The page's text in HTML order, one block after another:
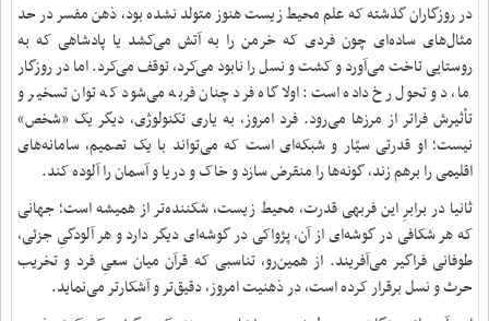
در روزگاران گذشته که علم محیط زیست هنوز متولد نشده بود، ذهن مفسر در حد
مثال‌های ساده‌ای چون فردی که خرمن را به آتش می‌کشد یا پادشاهی که به
روستایی تاخت می‌آورد و کشت و نسل را نابود می‌کرد، توقف می‌کرد. اما در روزگار
ما، دو تحول رخ داده است: اولا گاه فرد چنان فربه می‌شود که توان تسخیر و
تأثیرش فراتر از مرزها می‌رود. فرد امروز، به یاری تکنولوژی، دیگر یک «شخص»
نیست؛ او قدرتی سیّار و شبکه‌ای است که می‌تواند با یک تصمیم، سامانه‌های
اقلیمی را برهم زند، گونه‌ها را منقرض سازد و خاک و دریا و آسمان را آلوده کند.
ثانیا در برابرِ این فربهی قدرت، محیط زیست، شکننده‌تر از همیشه است؛ جهانی
که هر شکافی در گوشه‌ای از آن، پژواکی در گوشه‌ای دیگر دارد و هر آلودگیِ جزئی،
طوفانی فراگیر می‌آفریند. از همین‌رو، تناسبی که قرآن میان سعیِ فرد و تخریب
حرث و نسل برقرار کرده است، در ذهنیت امروز، دقیق‌تر و آشکارتر می‌نماید.